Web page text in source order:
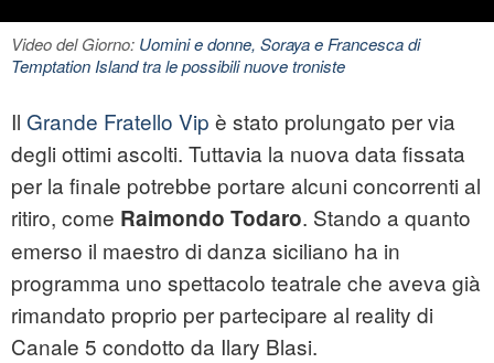
Video del Giorno: Uomini e donne, Soraya e Francesca di
Temptation Island tra le possibili nuove troniste
Il Grande Fratello Vip è stato prolungato per via
degli ottimi ascolti. Tuttavia la nuova data fissata
per la finale potrebbe portare alcuni concorrenti al
ritiro, come Raimondo Todaro. Stando a quanto
emerso il maestro di danza siciliano ha in
programma uno spettacolo teatrale che aveva già
rimandato proprio per partecipare al reality di
Canale 5 condotto da Ilary Blasi.